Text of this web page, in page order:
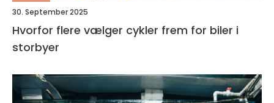
30. September 2025
Hvorfor flere vælger cykler frem for biler i
storbyer